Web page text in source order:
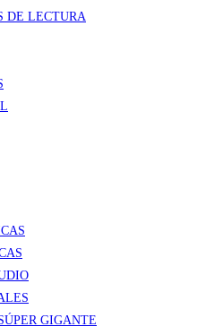
DE LECTURA
GIGANTE